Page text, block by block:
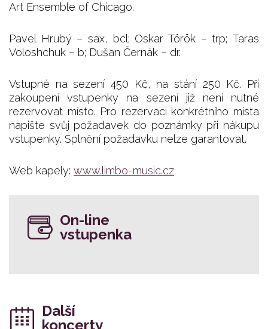
Art Ensemble of Chicago.
Pavel Hrubý – sax, bcl; Oskar Török – trp; Taras
Voloshchuk – b; Dušan Černák – dr.
Vstupné na sezení 450 Kč, na stání 250 Kč. Při
zakoupení vstupenky na sezení již není nutné
rezervovat místo. Pro rezervaci konkrétního místa
napište svůj požadavek do poznámky při nákupu
vstupenky. Splnění požadavku nelze garantovat.
Web kapely: www.limbo-music.cz
On-line
vstupenka
Další
koncerty